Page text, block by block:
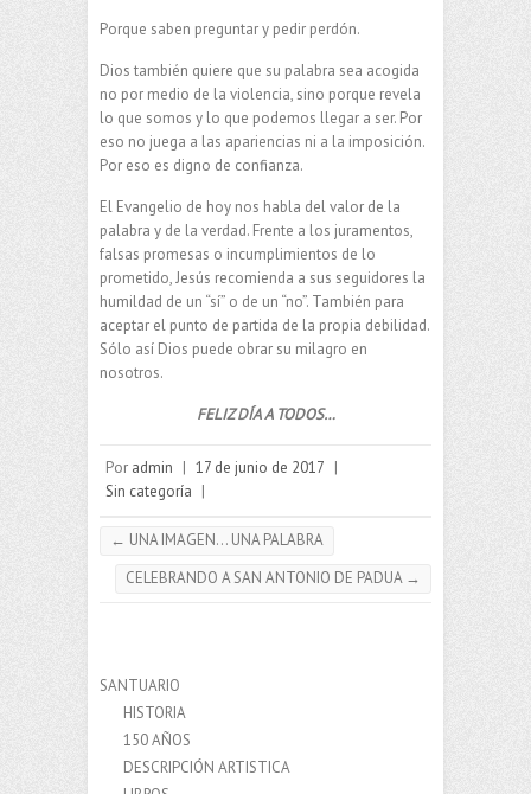
Porque saben preguntar y pedir perdón.
Dios también quiere que su palabra sea acogida
no por medio de la violencia, sino porque revela
lo que somos y lo que podemos llegar a ser. Por
eso no juega a las apariencias ni a la imposición.
Por eso es digno de confianza.
El Evangelio de hoy nos habla del valor de la
palabra y de la verdad. Frente a los juramentos,
falsas promesas o incumplimientos de lo
prometido, Jesús recomienda a sus seguidores la
humildad de un “sí” o de un “no”. También para
aceptar el punto de partida de la propia debilidad.
Sólo así Dios puede obrar su milagro en
nosotros.
FELIZ DÍA A TODOS…
Por admin | 17 de junio de 2017 |
Sin categoría |
← UNA IMAGEN… UNA PALABRA
CELEBRANDO A SAN ANTONIO DE PADUA →
SANTUARIO
HISTORIA
150 AÑOS
DESCRIPCIÓN ARTISTICA